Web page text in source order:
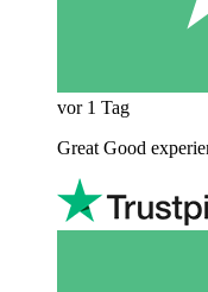
vor 1 Tag
Great Good